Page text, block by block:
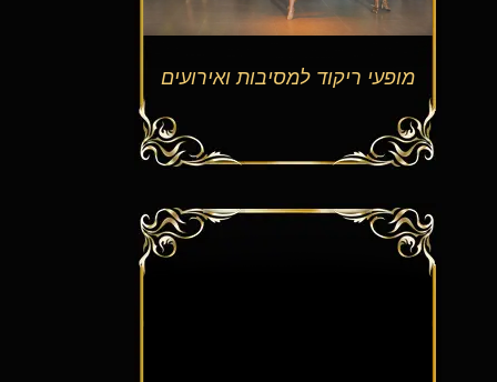
מופעי ריקוד למסיבות ואירועים